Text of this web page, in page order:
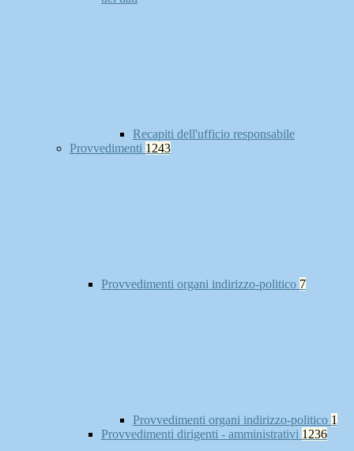
Recapiti dell'ufficio responsabile
Provvedimenti 1243
Provvedimenti organi indirizzo-politico 7
Provvedimenti organi indirizzo-politico 1
Provvedimenti dirigenti - amministrativi 1236